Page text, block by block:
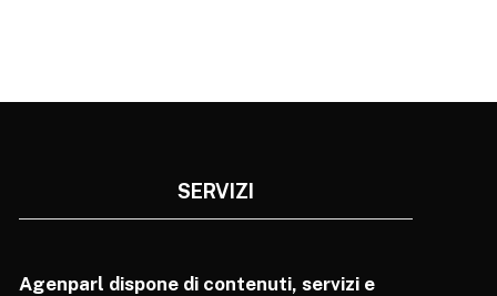
SERVIZI
Agenparl dispone di contenuti, servizi e